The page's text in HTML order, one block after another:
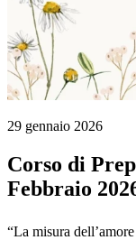
29 gennaio 2026
Corso di
Febbraio
“La misura